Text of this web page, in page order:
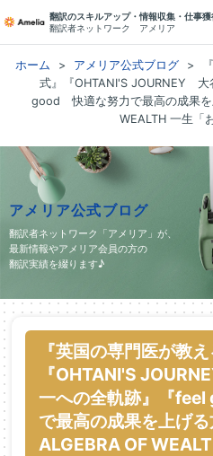
翻訳のスキルアップ・情報収集・仕事獲
翻訳者ネットワーク アメリア
ホーム アメリア公式ブログ
式』『OHTANI'S JOURNEY
good 快適な努力で最高の成果を
WEALTH 一生「
アメリア公式ブログ
翻訳者ネットワーク「アメリア」が、
最新情報やアメリア会員の方の
翻訳実績を綴ります♪
『英国の専門医が教
『OHTANI'S
一への全軌跡』『
で最高の成果を上げ
ALGEBRA OF